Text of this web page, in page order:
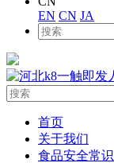
EN CN JA
首页
关于我们
食品安全常识